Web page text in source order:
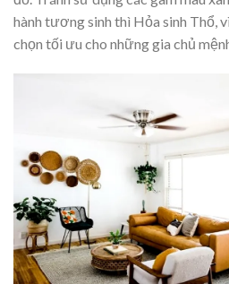
hành tương sinh thì Hỏa sinh Thổ,
chọn tối ưu cho những gia chủ